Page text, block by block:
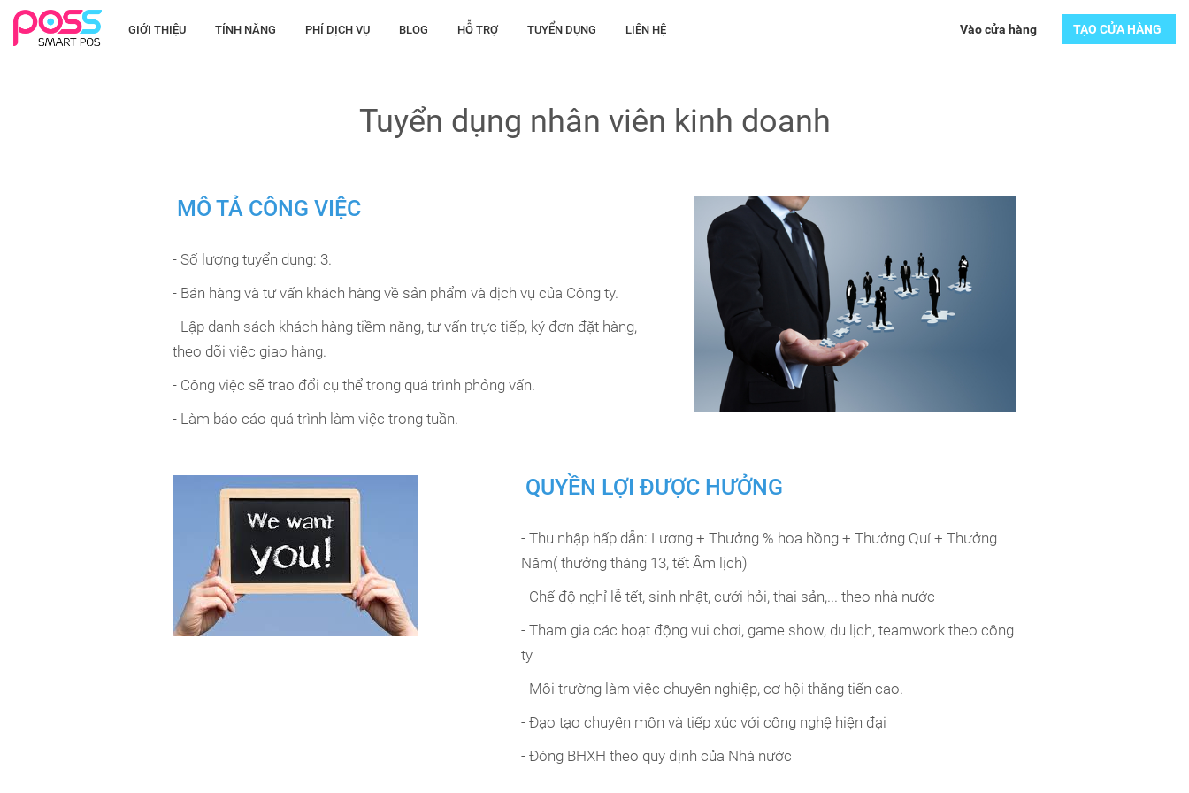
GIỚI THIỆU TÍNH NĂNG PHÍ DỊCH VỤ BLOG HỖ TRỢ TUYỂN DỤNG LIÊN HỆ TẠO CỬA HÀNG
Vào cửa hàng
Tuyển dụng nhân viên kinh doanh
MÔ TẢ CÔNG VIỆC
- Số lượng tuyển dụng: 3.
- Bán hàng và tư vấn khách hàng về sản phẩm và dịch vụ của Công ty.
- Lập danh sách khách hàng tiềm năng, tư vấn trực tiếp, ký đơn đặt hàng,
theo dõi việc giao hàng.
- Công việc sẽ trao đổi cụ thể trong quá trình phỏng vấn.
- Làm báo cáo quá trình làm việc trong tuần.
QUYỀN LỢI ĐƯỢC HƯỞNG
- Thu nhập hấp dẫn: Lương + Thưởng % hoa hồng + Thưởng Quí + Thưởng
Năm( thưởng tháng 13, tết Âm lịch)
- Chế độ nghỉ lễ tết, sinh nhật, cưới hỏi, thai sản,... theo nhà nước
- Tham gia các hoạt động vui chơi, game show, du lịch, teamwork theo công
ty
- Môi trường làm việc chuyên nghiệp, cơ hội thăng tiến cao.
- Đạo tạo chuyên môn và tiếp xúc với công nghệ hiện đại
- Đóng BHXH theo quy định của Nhà nước